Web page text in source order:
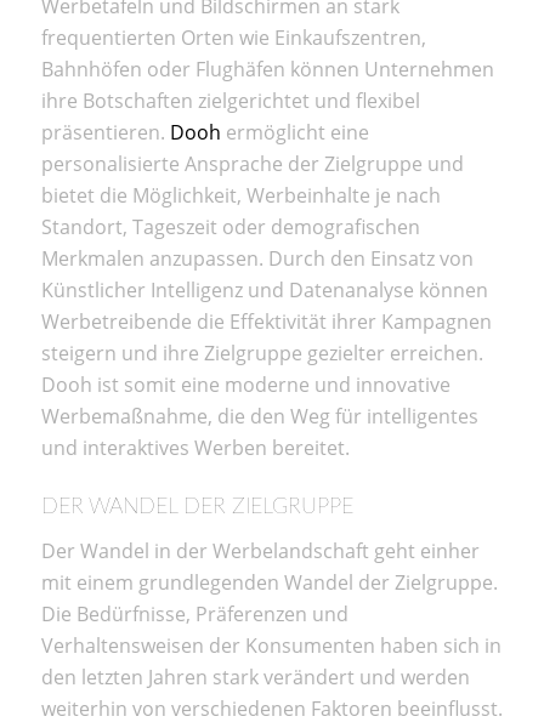
Werbetafeln und Bildschirmen an stark
frequentierten Orten wie Einkaufszentren,
Bahnhöfen oder Flughäfen können Unternehmen
ihre Botschaften zielgerichtet und flexibel
präsentieren. Dooh ermöglicht eine
personalisierte Ansprache der Zielgruppe und
bietet die Möglichkeit, Werbeinhalte je nach
Standort, Tageszeit oder demografischen
Merkmalen anzupassen. Durch den Einsatz von
Künstlicher Intelligenz und Datenanalyse können
Werbetreibende die Effektivität ihrer Kampagnen
steigern und ihre Zielgruppe gezielter erreichen.
Dooh ist somit eine moderne und innovative
Werbemaßnahme, die den Weg für intelligentes
und interaktives Werben bereitet.
DER WANDEL DER ZIELGRUPPE
Der Wandel in der Werbelandschaft geht einher
mit einem grundlegenden Wandel der Zielgruppe.
Die Bedürfnisse, Präferenzen und
Verhaltensweisen der Konsumenten haben sich in
den letzten Jahren stark verändert und werden
weiterhin von verschiedenen Faktoren beeinflusst.